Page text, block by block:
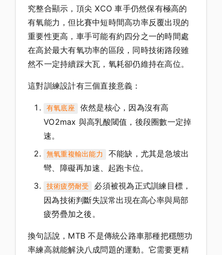
究整合顯示，頂尖 XCO 車手仍然保有極高的
有氧能力，但比賽中短時間高功率反覆出現的
重要性更高，車手可能有約四分之一的時間處
在高於最大有氧功率的區段，同時技術路段雖
然不一定持續踩大瓦，氧耗卻仍維持在高位。
這對訓練設計有三個直接意義：
有氧底座
依然是核心，因為沒有高
VO2max 與高乳酸閾值，後段圈數一定掉
速。
無氧重複輸出能力
不能缺，尤其是急坡出
彎、障礙再加速、起跑卡位。
技術疲勞耐受
必須被視為正式訓練目標，
因為技術判斷失誤常出現在高心率與局部
疲勞疊加之後。
換句話說，MTB 不是傳統公路車那種把穩態功
率練高就能解決八成問題的運動。它需要更精